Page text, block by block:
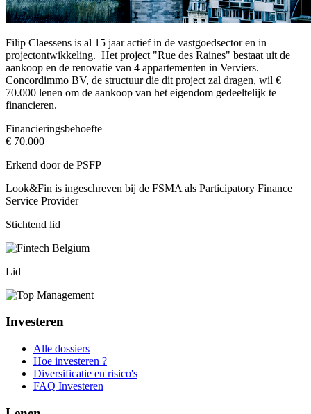
Filip Claessens is al 15 jaar actief in de vastgoedsector en in
projectontwikkeling. Het project "Rue des Raines" bestaat uit de
aankoop en de renovatie van 4 appartementen in Verviers.
Concordimmo BV, de structuur die dit project zal dragen, wil €
70.000 lenen om de aankoop van het eigendom gedeeltelijk te
financieren.
Financieringsbehoefte
€ 70.000
Erkend door de PSFP
Look&Fin is ingeschreven bij de FSMA als Participatory Finance
Service Provider
Stichtend lid
Lid
Investeren
Alle dossiers
Hoe investeren ?
Diversificatie en risico's
FAQ Investeren